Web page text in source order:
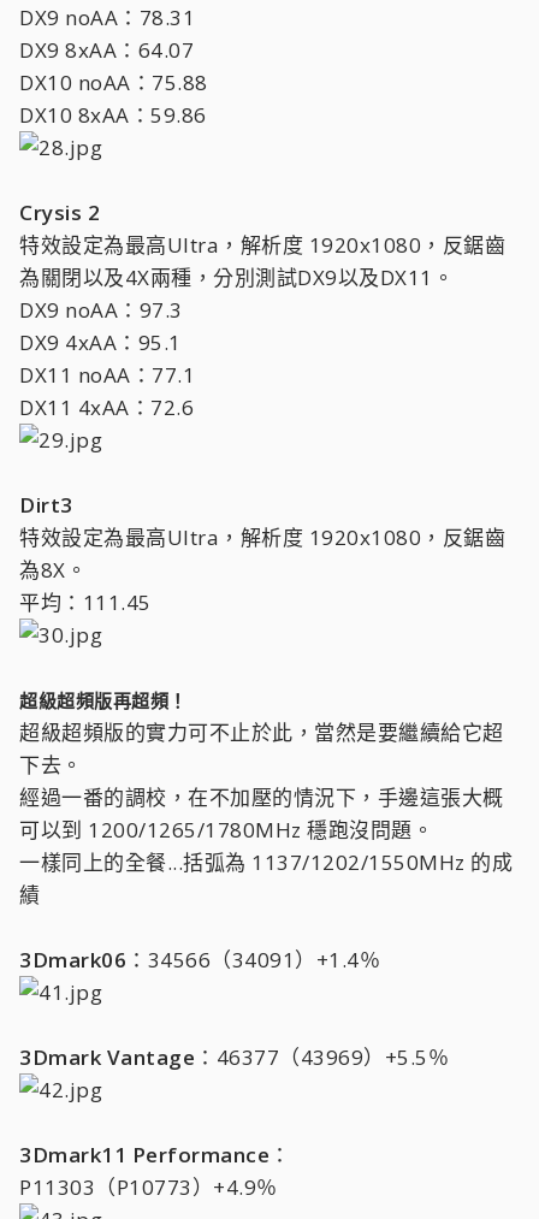
DX9 noAA：78.31
DX9 8xAA：64.07
DX10 noAA：75.88
DX10 8xAA：59.86
Crysis 2
特效設定為最高Ultra，解析度 1920x1080，反鋸齒
為關閉以及4X兩種，分別測試DX9以及DX11。
DX9 noAA：97.3
DX9 4xAA：95.1
DX11 noAA：77.1
DX11 4xAA：72.6
Dirt3
特效設定為最高Ultra，解析度 1920x1080，反鋸齒
為8X。
平均：111.45
超級超頻版再超頻！
超級超頻版的實力可不止於此，當然是要繼續給它超
下去。
經過一番的調校，在不加壓的情況下，手邊這張大概
可以到 1200/1265/1780MHz 穩跑沒問題。
一樣同上的全餐...括弧為 1137/1202/1550MHz 的成
績
3Dmark06 ：34566（34091）+1.4％
3Dmark Vantage ：46377（43969）+5.5％
3Dmark11 Performance ：
P11303（P10773）+4.9％